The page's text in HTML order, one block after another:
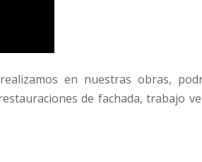
en nuestras obras,
de fachada, trabajo